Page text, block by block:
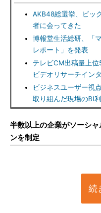
AKB48総選挙、ビッ
者に会ってきた
博報堂生活総研、「
レポート」を発表
テレビCM出稿量上位
ビデオリサーチイン
ビジネスユーザー視
取り組んだ現場のBI
半数以上の企業がソーシ
ンを制定
続